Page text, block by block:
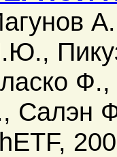
,
Ф.,
, Салэн